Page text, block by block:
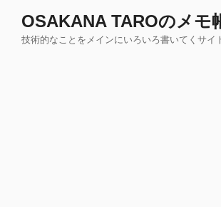
OSAKANA TAROのメモ
技術的なことをメインにいろいろ書いてくサイ